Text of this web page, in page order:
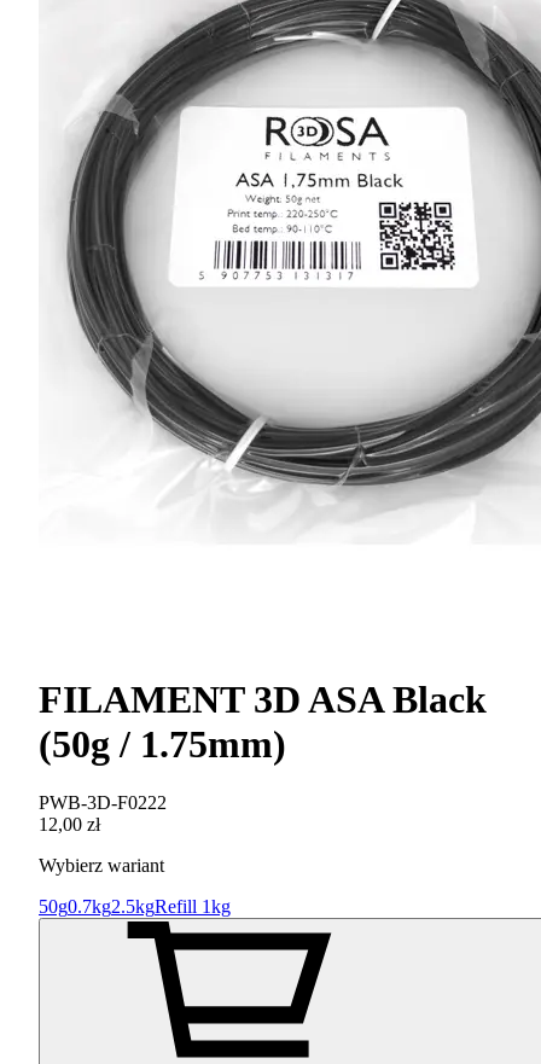
FILAMENT 3D ASA Black
(50g / 1.75mm)
PWB-3D-F0222
12,00 zł
Wybierz wariant
50g0.7kg2.5kgRefill 1kg